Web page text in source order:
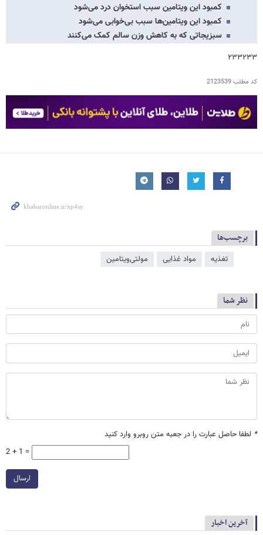
کمبود این ویتامین سبب استخوان درد می‌شود
کمبود این ویتامین‌ها سبب بی‌خوابی می‌شود
سبزیجاتی که به کاهش وزن سالم کمک می‌کنند
۲۳۳۲۳۳
کد مطلب2123539
برچسب‌ها
تغذیه مواد غذایی مولتی‌ویتامین
نظر شما
* لطفا حاصل عبارت را در جعبه متن روبرو وارد کنید
2 + 1 =
ارسال
آخرین اخبار